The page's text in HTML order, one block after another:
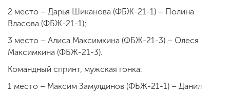
2 место – Дарья Шиканова (ФБЖ-21-1) – Полина
Власова (ФБЖ-21-1);
3 место – Алиса Максимкина (ФБЖ-21-3) – Олеся
Максимкина (ФБЖ-21-3).
Командный спринт, мужская гонка:
1 место – Максим Замулдинов (ФБЖ-21-1) – Данил